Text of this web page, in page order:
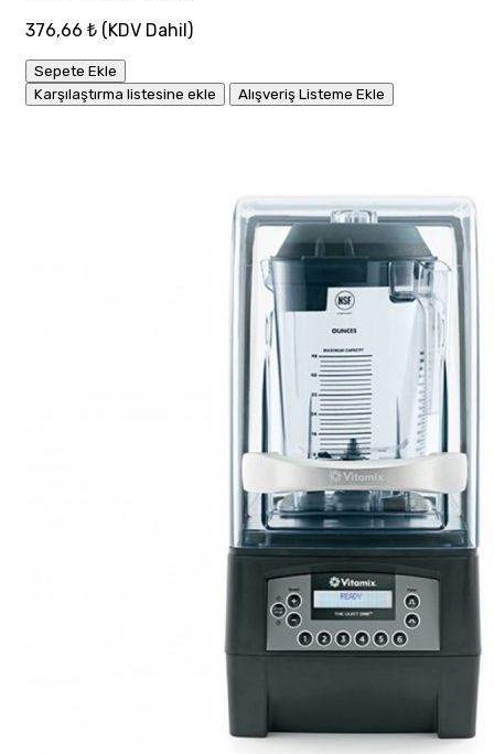
376,66 ₺ (KDV Dahil)
Sepete Ekle
Karşılaştırma listesine ekle
Alışveriş Listeme Ekle